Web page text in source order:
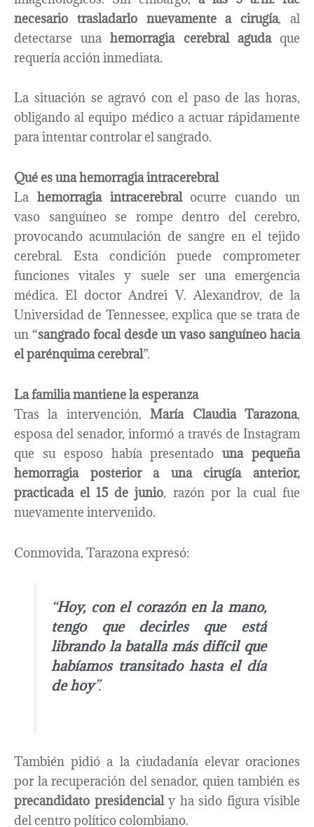
necesario trasladarlo nuevamente a cirugía, al
detectarse unahemorragia cerebral agudaque
requería acción inmediata.
La situación se agravó con el paso de las horas,
obligando al equipo médico a actuar rápidamente
para intentar controlar el sangrado.
Qué es una hemorragia intracerebral
La hemorragia intracerebralocurre cuando un
vaso sanguíneo se rompe dentro del cerebro,
provocando acumulación de sangre en el tejido
cerebral. Esta condición puede comprometer
funciones vitales y suele ser una emergencia
médica. El doctor Andrei V. Alexandrov, de la
Universidad de Tennessee, explica que se trata de
un “sangrado focal desde un vaso sanguíneo hacia
el parénquima cerebral”.
La familia mantiene la esperanza
Tras la intervención,María Claudia Tarazona,
esposa del senador, informó a través de Instagram
que su esposo había presentadouna pequeña
hemorragia posterior a una cirugía anterior,
practicada el 15 de junio, razón por la cual fue
nuevamente intervenido.
Conmovida, Tarazona expresó:
“Hoy, con el corazón en la mano,
tengo que decirles que está
librando la batalla más difícil que
habíamos transitado hasta el día
de hoy”.
También pidió a la ciudadanía elevar oraciones
por la recuperación del senador, quien también es
precandidato presidencialy ha sido figura visible
del centro político colombiano.